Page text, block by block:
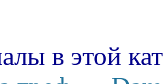
в этой